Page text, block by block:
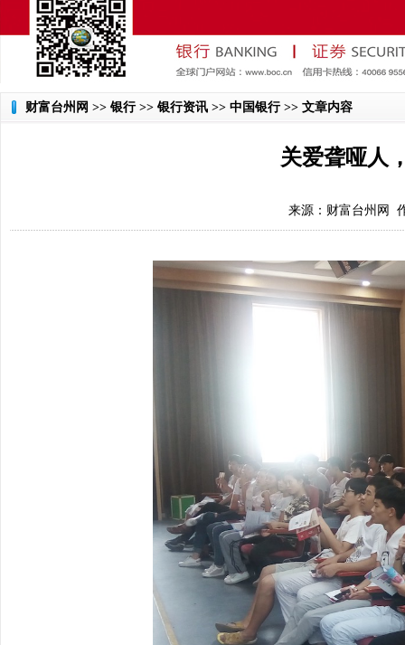
财富台州网 >> 银行 >> 银行资讯 >> 中国银行 >> 文章内容
关爱聋哑人
来源：财富台州网